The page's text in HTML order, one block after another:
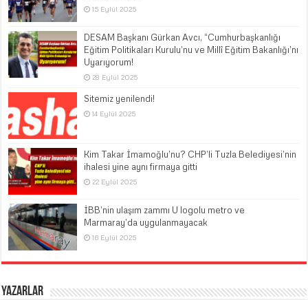
15 Eylül 2025
DESAM Başkanı Gürkan Avcı, “Cumhurbaşkanlığı
Eğitim Politikaları Kurulu’nu ve Millî Eğitim Bakanlığı’nı
Uyarıyorum!
28 Eylül 2025
Sitemiz yenilendi!
14 Eylül 2025
Kim Takar İmamoğlu’nu? CHP’li Tuzla Belediyesi’nin
ihalesi yine aynı firmaya gitti
22 Eylül 2025
İBB’nin ulaşım zammı U logolu metro ve
Marmaray’da uygulanmayacak
16 Eylül 2025
Yazarlar